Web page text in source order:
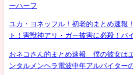
ーハーフ
ユカ・ヨネッフル！初老的まとめ速報
ト！害獣神アリ・ガー被害に必殺！パ
おネコさん的まとめ速報 僕の彼女は
ンタルメンヘラ電波中年アルバイター